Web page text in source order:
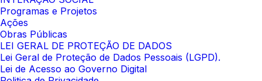
Programas e Projetos
Ações
Obras Públicas
LEI GERAL DE PROTEÇÃO DE DADOS
Lei Geral de Proteção de Dados Pessoais (LGPD).
Lei de Acesso ao Governo Digital